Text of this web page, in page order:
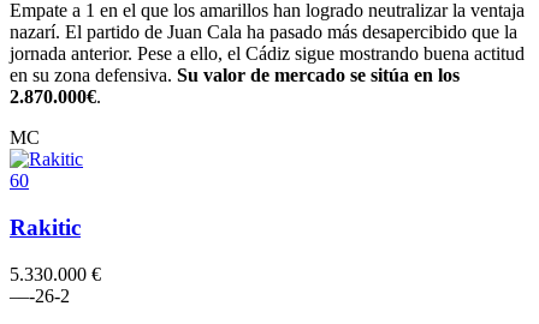
Empate a 1 en el que los amarillos han logrado neutralizar la ventaja
nazarí. El partido de Juan Cala ha pasado más desapercibido que la
jornada anterior. Pese a ello, el Cádiz sigue mostrando buena actitud
en su zona defensiva. Su valor de mercado se sitúa en los
2.870.000€.
MC
60
Rakitic
5.330.000 €
––-26-2